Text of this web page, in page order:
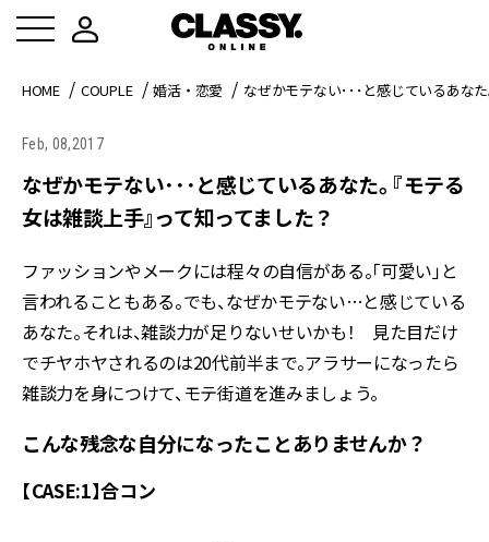
HOME COUPLE 婚活・恋愛 なぜかモテない･･･と感じているあな
Feb, 08,2017
なぜかモテない･･･と感じているあなた。 『モテる
女は雑談上手』って知ってました？
ファッションやメークには程々の自信がある。「可愛い」と
言われることもある。でも、なぜかモテない…と感じている
あなた。それは、雑談力が足りないせいかも！ 見た目だけ
でチヤホヤされるのは20代前半まで。アラサーになったら
雑談力を身につけて、モテ街道を進みましょう。
こんな残念な自分になったことありませんか？
【CASE:1】合コン